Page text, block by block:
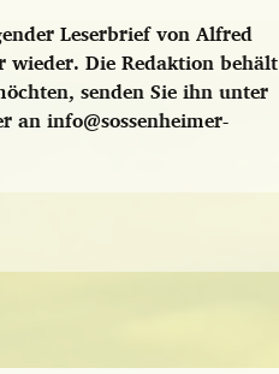
Leserbrief von Alfred
wieder. Die Redaktion behält
senden Sie ihn unter
an info@sossenheimer-